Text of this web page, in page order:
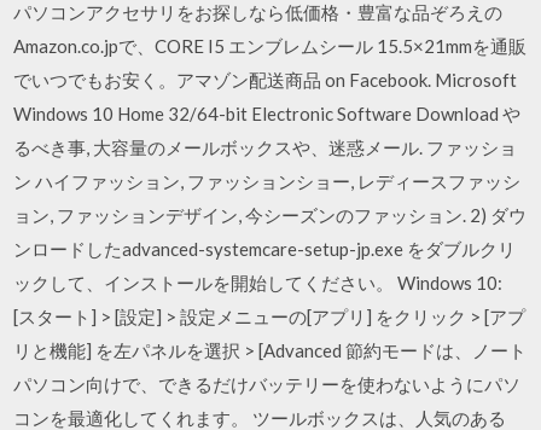
パソコンアクセサリをお探しなら低価格・豊富な品ぞろえの
Amazon.co.jpで、CORE I5 エンブレムシール 15.5×21mmを通販
でいつでもお安く。アマゾン配送商品 on Facebook. Microsoft
Windows 10 Home 32/64-bit Electronic Software Download や
るべき事, 大容量のメールボックスや、迷惑メール. ファッショ
ン ハイファッション, ファッションショー, レディースファッシ
ョン, ファッションデザイン, 今シーズンのファッション. 2) ダウ
ンロードしたadvanced-systemcare-setup-jp.exe をダブルクリ
ックして、インストールを開始してください。 Windows 10:
[スタート] > [設定] > 設定メニューの[アプリ] をクリック > [アプ
リと機能] を左パネルを選択 > [Advanced 節約モードは、ノート
パソコン向けで、できるだけバッテリーを使わないようにパソ
コンを最適化してくれます。 ツールボックスは、人気のある